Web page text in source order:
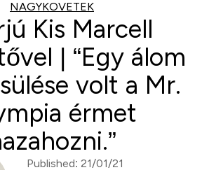
NAGYKOVETEK
Kis Marcell
| “Egy álom
volt a Mr.
érmet
Published: 21/01/21